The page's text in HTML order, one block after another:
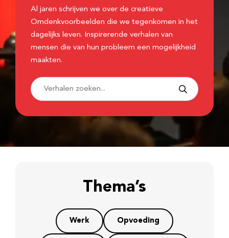
Al jaren schrijven we over de creatieve
Omdenkvoorbeelden die we tegenkomen in het
dagelijks leven. Inspirerende verhalen van
mensen die van hun probleem een mogelijkheid
maakten.
Thema’s
Werk Opvoeding